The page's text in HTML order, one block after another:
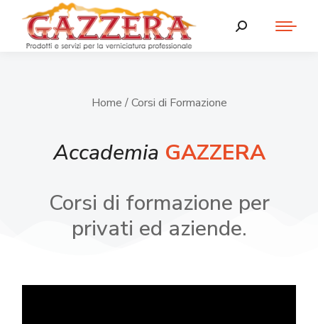
Home / Corsi di Formazione
Accademia GAZZERA
Corsi di formazione per
privati ed aziende.